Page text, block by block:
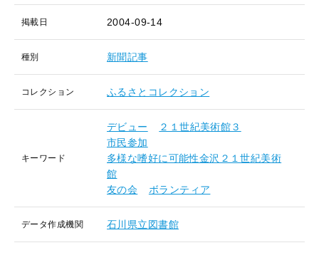
掲載日 2004-09-14
種別 新聞記事
コレクション ふるさとコレクション
キーワード
デビュー
２１世紀美術館３
市民参加
多様な嗜好に可能性金沢２１世紀美術
館
友の会
ボランティア
データ作成機関 石川県立図書館